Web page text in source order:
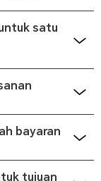
tempoh 1-2
jualan atau
satu
anda
atau
bayaran
anda
dan sertakan
tujuan